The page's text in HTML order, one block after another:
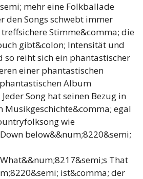
mehr eine Folkballade
den Songs schwebt immer
treffsichere Stimme&comma; die
gibt&colon; Intensität und
so reiht sich ein phantastischer
einer phantastischen
Album
Song hat seinen Bezug in
Musikgeschichte&comma; egal
wie
below&&num;8220&semi;
That
ist&comma; der